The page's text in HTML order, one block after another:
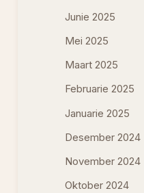
Junie 2025
Mei 2025
Maart 2025
Februarie 2025
Januarie 2025
Desember 2024
November 2024
Oktober 2024